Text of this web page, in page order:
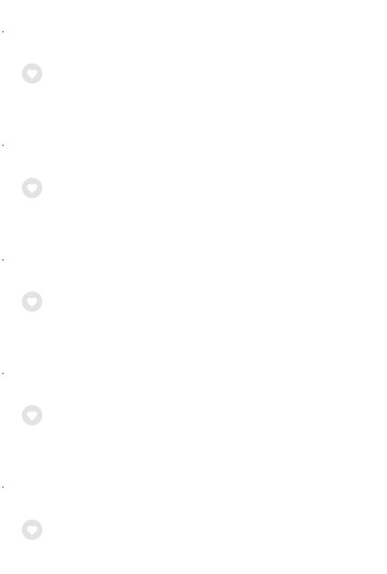
式にはゲストに新日本プロレス所属のYOH選手が参加
彦社長・チームキャラクターのティナ（仙台89ERS）が参加
ナ（仙台89ERS）とヒュッテを巡り、グルメ＆雑貨をご紹介します。
ポーター】ストロングスタイル島田 周彦松本 龍(khbアナウンサー)内田 有香(khbアナウンサー)井口 亜美(khbアナウンサー)
ディネーター） とヒュッテを巡り、グルメ＆雑貨をご紹介します。